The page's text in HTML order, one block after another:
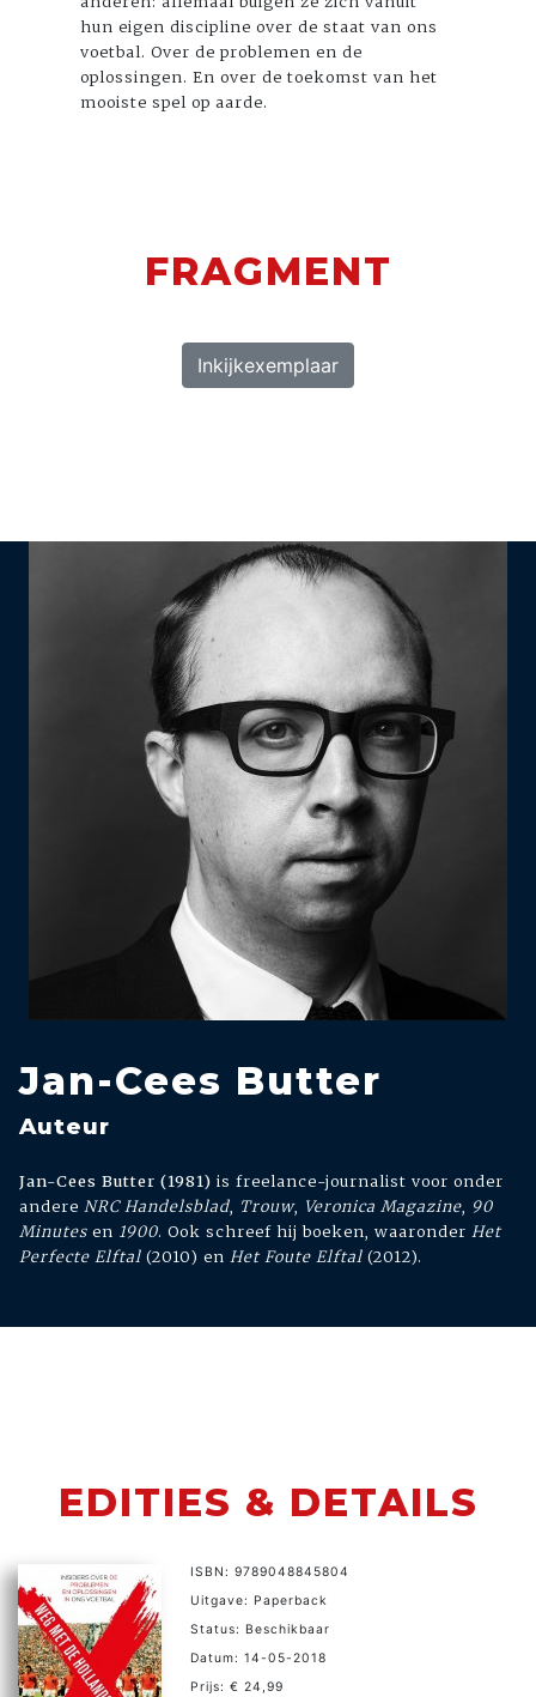
hun eigen discipline over de staat van ons
voetbal. Over de problemen en de
oplossingen. En over de toekomst van het
mooiste spel op aarde.
FRAGMENT
Inkijkexemplaar
Jan-Cees Butter
Auteur
Jan-Cees Butter (1981) is freelance-journalist voor onder
andere NRC Handelsblad, Trouw, Veronica Magazine, 90
Minutes en 1900. Ook schreef hij boeken, waaronder Het
Perfecte Elftal (2010) en Het Foute Elftal (2012).
EDITIES & DETAILS
ISBN: 9789048845804
Uitgave: Paperback
Status: Beschikbaar
Datum: 14-05-2018
Prijs: € 24,99